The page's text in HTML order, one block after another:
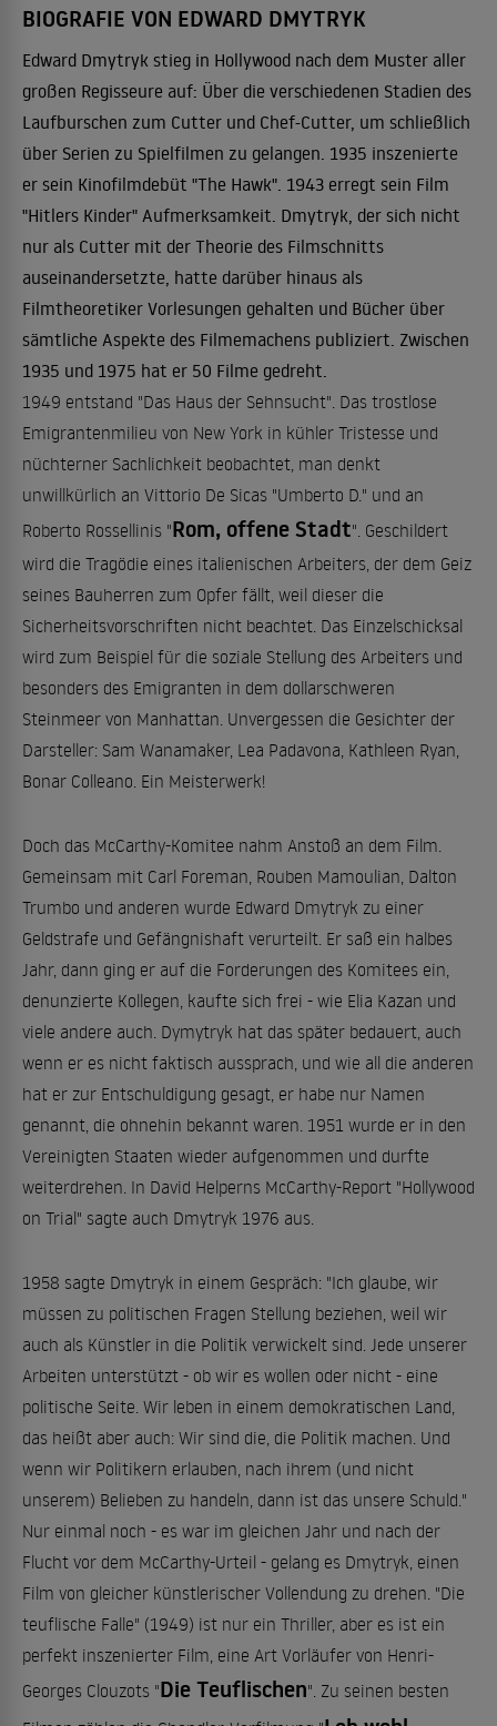
BIOGRAFIE VON EDWARD DMYTRYK
Edward Dmytryk stieg in Hollywood nach dem Muster aller
großen Regisseure auf: Über die verschiedenen Stadien des
Laufburschen zum Cutter und Chef-Cutter, um schließlich
über Serien zu Spielfilmen zu gelangen. 1935 inszenierte
er sein Kinofilmdebüt "The Hawk". 1943 erregt sein Film
"Hitlers Kinder" Aufmerksamkeit. Dmytryk, der sich nicht
nur als Cutter mit der Theorie des Filmschnitts
auseinandersetzte, hatte darüber hinaus als
Filmtheoretiker Vorlesungen gehalten und Bücher über
sämtliche Aspekte des Filmemachens publiziert. Zwischen
1935 und 1975 hat er 50 Filme gedreht.
1949 entstand "Das Haus der Sehnsucht". Das trostlose
Emigrantenmilieu von New York in kühler Tristesse und
nüchterner Sachlichkeit beobachtet, man denkt
unwillkürlich an Vittorio De Sicas "Umberto D." und an
Roberto Rossellinis "Rom, offene Stadt". Geschildert
wird die Tragödie eines italienischen Arbeiters, der dem Geiz
seines Bauherren zum Opfer fällt, weil dieser die
Sicherheitsvorschriften nicht beachtet. Das Einzelschicksal
wird zum Beispiel für die soziale Stellung des Arbeiters und
besonders des Emigranten in dem dollarschweren
Steinmeer von Manhattan. Unvergessen die Gesichter der
Darsteller: Sam Wanamaker, Lea Padavona, Kathleen Ryan,
Bonar Colleano. Ein Meisterwerk!
Doch das McCarthy-Komitee nahm Anstoß an dem Film.
Gemeinsam mit Carl Foreman, Rouben Mamoulian, Dalton
Trumbo und anderen wurde Edward Dmytryk zu einer
Geldstrafe und Gefängnishaft verurteilt. Er saß ein halbes
Jahr, dann ging er auf die Forderungen des Komitees ein,
denunzierte Kollegen, kaufte sich frei - wie Elia Kazan und
viele andere auch. Dymytryk hat das später bedauert, auch
wenn er es nicht faktisch aussprach, und wie all die anderen
hat er zur Entschuldigung gesagt, er habe nur Namen
genannt, die ohnehin bekannt waren. 1951 wurde er in den
Vereinigten Staaten wieder aufgenommen und durfte
weiterdrehen. In David Helperns McCarthy-Report "Hollywood
on Trial" sagte auch Dmytryk 1976 aus.
1958 sagte Dmytryk in einem Gespräch: "Ich glaube, wir
müssen zu politischen Fragen Stellung beziehen, weil wir
auch als Künstler in die Politik verwickelt sind. Jede unserer
Arbeiten unterstützt - ob wir es wollen oder nicht - eine
politische Seite. Wir leben in einem demokratischen Land,
das heißt aber auch: Wir sind die, die Politik machen. Und
wenn wir Politikern erlauben, nach ihrem (und nicht
unserem) Belieben zu handeln, dann ist das unsere Schuld."
Nur einmal noch - es war im gleichen Jahr und nach der
Flucht vor dem McCarthy-Urteil - gelang es Dmytryk, einen
Film von gleicher künstlerischer Vollendung zu drehen. "Die
teuflische Falle" (1949) ist nur ein Thriller, aber es ist ein
perfekt inszenierter Film, eine Art Vorläufer von Henri-
Georges Clouzots "Die Teuflischen". Zu seinen besten